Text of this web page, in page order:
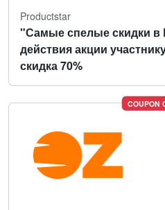
Productstar
"Самые спелые скидки в
действия акции
скидка 70%
COUPON